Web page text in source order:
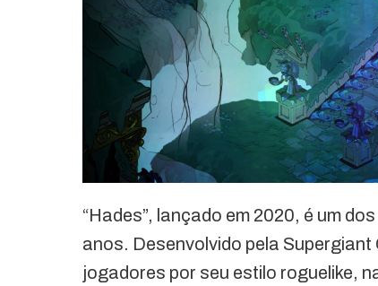
“Hades”, lançado em 2020, é um
anos. Desenvolvido pela
jogadores por seu estilo roguelike,